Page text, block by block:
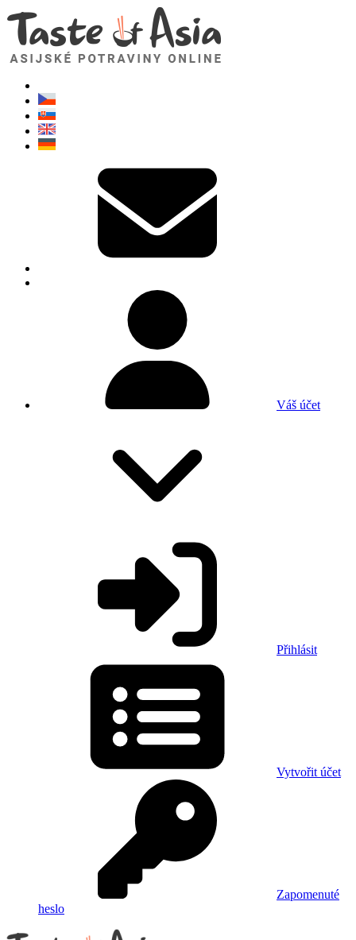
Váš účet
Přihlásit
Vytvořit účet
Zapomenuté
heslo
TasteOfAsia.cz
Neváhejte se zeptat. Jsem tady pro vás!